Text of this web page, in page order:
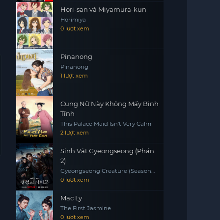
Hori-san và Miyamura-kun
Horimiya
0 lượt xem
Pinanong
Pinanong
1 lượt xem
Cung Nữ Này Không Mấy Bình
Tĩnh
This Palace Maid Isn't Very Calm
2 lượt xem
Sinh Vật Gyeongseong (Phần
2)
Gyeongseong Creature (Season
2)
0 lượt xem
Mạc Ly
The First Jasmine
0 lượt xem